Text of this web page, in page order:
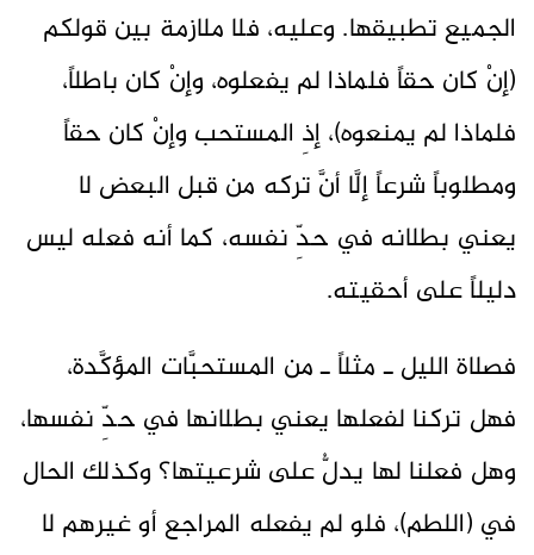
الجميع تطبيقها. وعليه، فلا ملازمة بين قولكم
(إنْ كان حقاً فلماذا لم يفعلوه، وإنْ كان باطلاً،
فلماذا لم يمنعوه)، إذِ المستحب وإنْ كان حقاً
ومطلوباً شرعاً إلَّا أنَّ تركه من قبل البعض لا
يعني بطلانه في حدِّ نفسه، كما أنه فعله ليس
دليلاً على أحقيته.
فصلاة الليل ـ مثلاً ـ من المستحبَّات المؤكَّدة،
فهل تركنا لفعلها يعني بطلانها في حدِّ نفسها،
وهل فعلنا لها يدلُّ على شرعيتها؟ وكذلك الحال
في (اللطم)، فلو لم يفعله المراجع أو غيرهم لا